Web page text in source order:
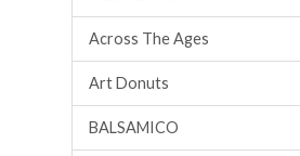
Across The Ages
Art Donuts
BALSAMICO